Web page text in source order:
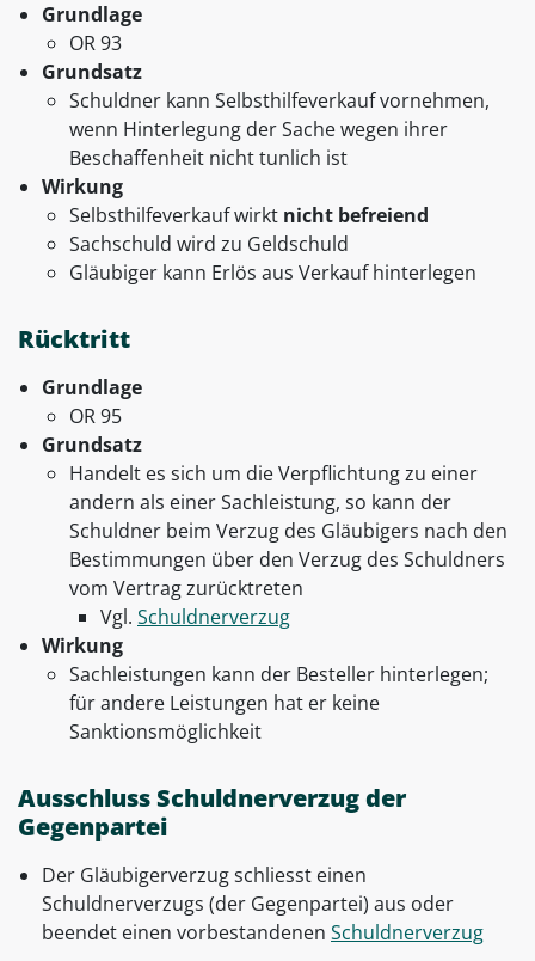
Grundlage
OR 93
Grundsatz
Schuldner kann Selbsthilfeverkauf vornehmen,
wenn Hinterlegung der Sache wegen ihrer
Beschaffenheit nicht tunlich ist
Wirkung
Selbsthilfeverkauf wirkt nicht befreiend
Sachschuld wird zu Geldschuld
Gläubiger kann Erlös aus Verkauf hinterlegen
Rücktritt
Grundlage
OR 95
Grundsatz
Handelt es sich um die Verpflichtung zu einer
andern als einer Sachleistung, so kann der
Schuldner beim Verzug des Gläubigers nach den
Bestimmungen über den Verzug des Schuldners
vom Vertrag zurücktreten
Vgl. Schuldnerverzug
Wirkung
Sachleistungen kann der Besteller hinterlegen;
für andere Leistungen hat er keine
Sanktionsmöglichkeit
Ausschluss Schuldnerverzug der
Gegenpartei
Der Gläubigerverzug schliesst einen
Schuldnerverzugs (der Gegenpartei) aus oder
beendet einen vorbestandenen Schuldnerverzug